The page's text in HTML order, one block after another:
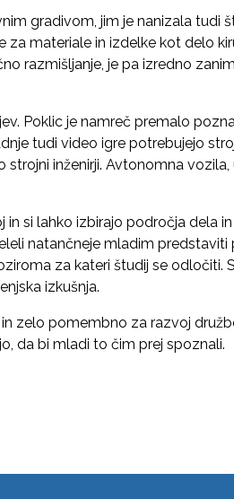
gradivom, jim je nanizala tudi
za materiale in izdelke kot delo
razmišljanje, je pa izredno
Poklic je namreč premalo
tudi video igre potrebujejo
inženirji. Avtonomna
si lahko izbirajo področja dela
natančneje mladim predstaviti
za kateri študij se odločiti.
izkušnja.
zelo pomembno za razvoj
da bi mladi to čim prej spoznali.